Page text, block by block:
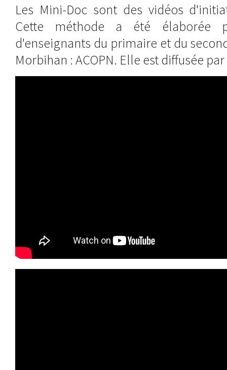
Les Mini-Doc sont des vidéos
Cette méthode a été élaborée
d'enseignants du primaire et du
Morbihan : ACOPN. Elle est diffusée par